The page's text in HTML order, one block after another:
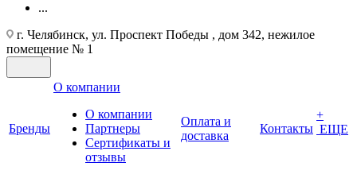
...
г. Челябинск, ул. Проспект Победы , дом 342, нежилое
помещение № 1
Бренды
О компании
О компании
Партнеры
Cертификаты и
отзывы
Оплата и
доставка
Контакты
+
ЕЩЕ